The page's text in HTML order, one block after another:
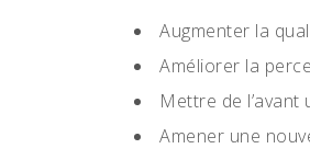
Augmenter la
Améliorer la
Mettre de l’avant
Amener une